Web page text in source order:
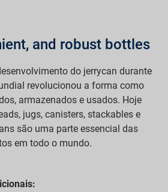
and robust bottles
do jerrycan durante
revolucionou a forma como
armazenados e usados. Hoje
jugs, canisters, stackables e
são uma parte essencial das
em todo o mundo.